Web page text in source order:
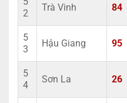
2
Trà Vinh 84
5
3
Hậu Giang 95
5
4
Sơn La 26